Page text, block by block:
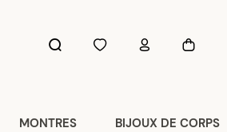
MONTRES BIJOUX DE CORPS